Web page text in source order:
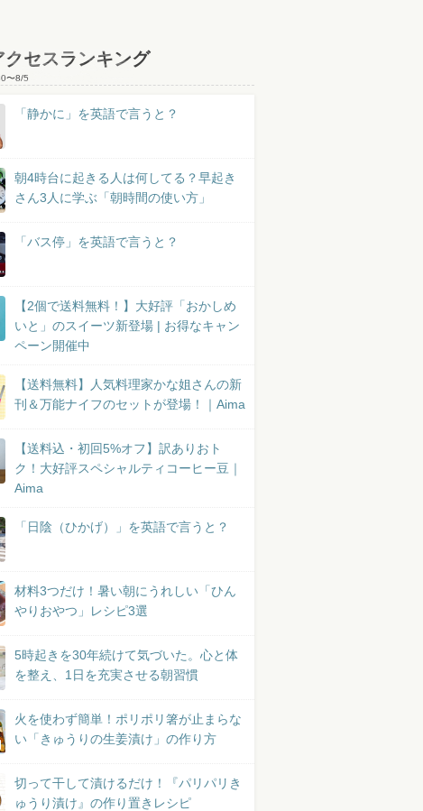
クセスランキング
〜8/5
「静かに」を英語で言うと？
朝4時台に起きる人は何してる？早起き
さん3人に学ぶ「朝時間の使い方」
「バス停」を英語で言うと？
【2個で送料無料！】大好評「おかしめ
いと」のスイーツ新登場 | お得なキャン
ペーン開催中
【送料無料】人気料理家かな姐さんの新
刊＆万能ナイフのセットが登場！｜Aima
【送料込・初回5%オフ】訳ありおト
ク！大好評スペシャルティコーヒー豆｜
Aima
「日陰（ひかげ）」を英語で言うと？
材料3つだけ！暑い朝にうれしい「ひん
やりおやつ」レシピ3選
5時起きを30年続けて気づいた。心と体
を整え、1日を充実させる朝習慣
火を使わず簡単！ポリポリ箸が止まらな
い「きゅうりの生姜漬け」の作り方
切って干して漬けるだけ！『パリパリき
ゅうり漬け』の作り置きレシピ